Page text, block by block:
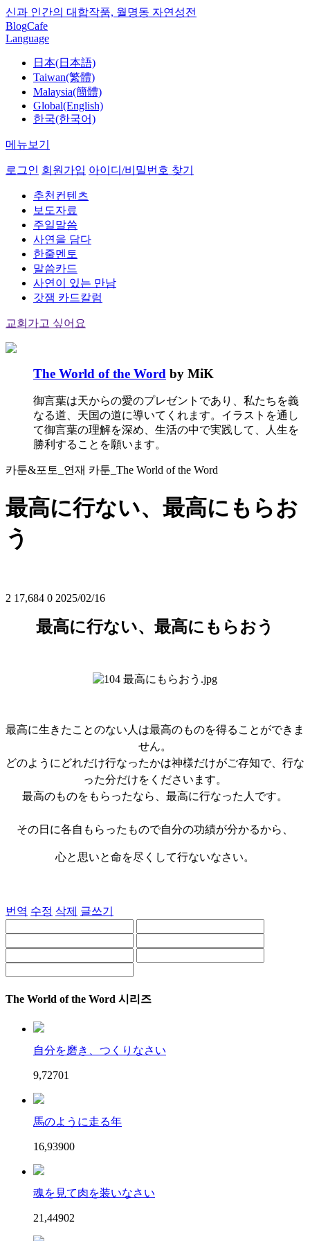
신과 인간의 대합작품, 월명동 자연성전
BlogCafe
Language
日本(日本語)
Taiwan(繁體)
Malaysia(簡體)
Global(English)
한국(한국어)
메뉴보기
로그인 회원가입 아이디/비밀번호 찾기
추천컨텐츠
보도자료
주일말씀
사연을 담다
한줄멘토
말씀카드
사연이 있는 만남
갓잼 카드칼럼
교회가고 싶어요
The World of the Word by MiK
御言葉は天からの愛のプレゼントであり、私たちを義
なる道、天国の道に導いてくれます。イラストを通し
て御言葉の理解を深め、生活の中で実践して、人生を
勝利することを願います。
카툰&포토_연재 카툰_The World of the Word
最高に行ない、最高にもらお
う
2 17,684 0 2025/02/16
最高に行ない、最高にもらおう
最高に生きたことのない人は最高のものを得ることができま
せん。
どのようにどれだけ行なったかは神様だけがご存知で、行な
った分だけをくださいます。
最高のものをもらったなら、最高に行なった人です。
その日に各自もらったもので自分の功績が分かるから、
心と思いと命を尽くして行ないなさい。
번역 수정 삭제 글쓰기
The World of the Word 시리즈
自分を磨き、つくりなさい
9,72701
馬のように走る年
16,93900
魂を見て肉を装いなさい
21,44902